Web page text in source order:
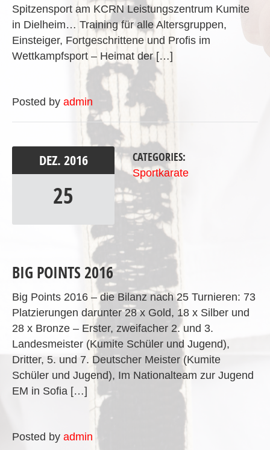
Spitzensport am KCRN Leistungszentrum Kumite
in Dielheim… Training für alle Altersgruppen,
Einsteiger, Fortgeschrittene und Profis im
Wettkampfsport – Heimat der […]
Posted by admin
DEZ. 2016
25
CATEGORIES:
Sportkarate
BIG POINTS 2016
Big Points 2016 – die Bilanz nach 25 Turnieren: 73
Platzierungen darunter 28 x Gold, 18 x Silber und
28 x Bronze – Erster, zweifacher 2. und 3.
Landesmeister (Kumite Schüler und Jugend),
Dritter, 5. und 7. Deutscher Meister (Kumite
Schüler und Jugend), Im Nationalteam zur Jugend
EM in Sofia […]
Posted by admin